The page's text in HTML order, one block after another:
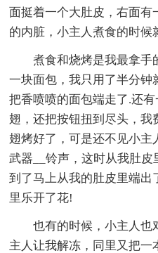
面挺着一个大肚皮，右面
的内脏，小主人煮食的时候
煮食和烧烤是我最拿手
一块面包，我只用了半分
把香喷喷的面包端走了.还
翅，还把按钮扭到尽头，
翅烤好了，可是还不见小
武器__铃声，这时从我肚
到了马上从我的肚皮里端
里乐开了花!
也有的时候，小主人也
主人让我解冻，同里又把